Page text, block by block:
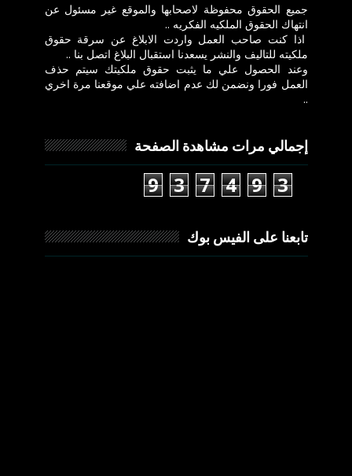
جميع الحقوق محفوظة لاصحابها والموقع غير مسئول عن
انتهاك الحقوق الملكيه الفكريه ..
اذا كنت صاحب العمل واردت الابلاغ عن سرقة حقوق
ملكيته للتاليف والنشر يسعدنا استقبال البلاغ اتصل بنا ..
وعند الحصول علي ما يثبت حقوق ملكيتك سيتم حذف
العمل فورا ونضمن لك عدم اضافته علي موقعنا مرة اخري
..
إجمالي مرات مشاهدة الصفحة
9 3 7 4 9 3
تابعنا على الفيس بوك